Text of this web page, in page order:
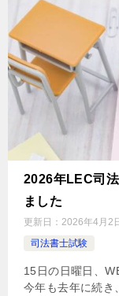
2026年LEC司
ました
更新日： 2026年4月2
司法書士試験
15日の日曜日、
今年も去年に続き